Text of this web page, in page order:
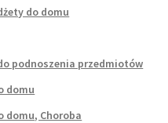
do domu
podnoszenia przedmiotów
domu
domu, Choroba